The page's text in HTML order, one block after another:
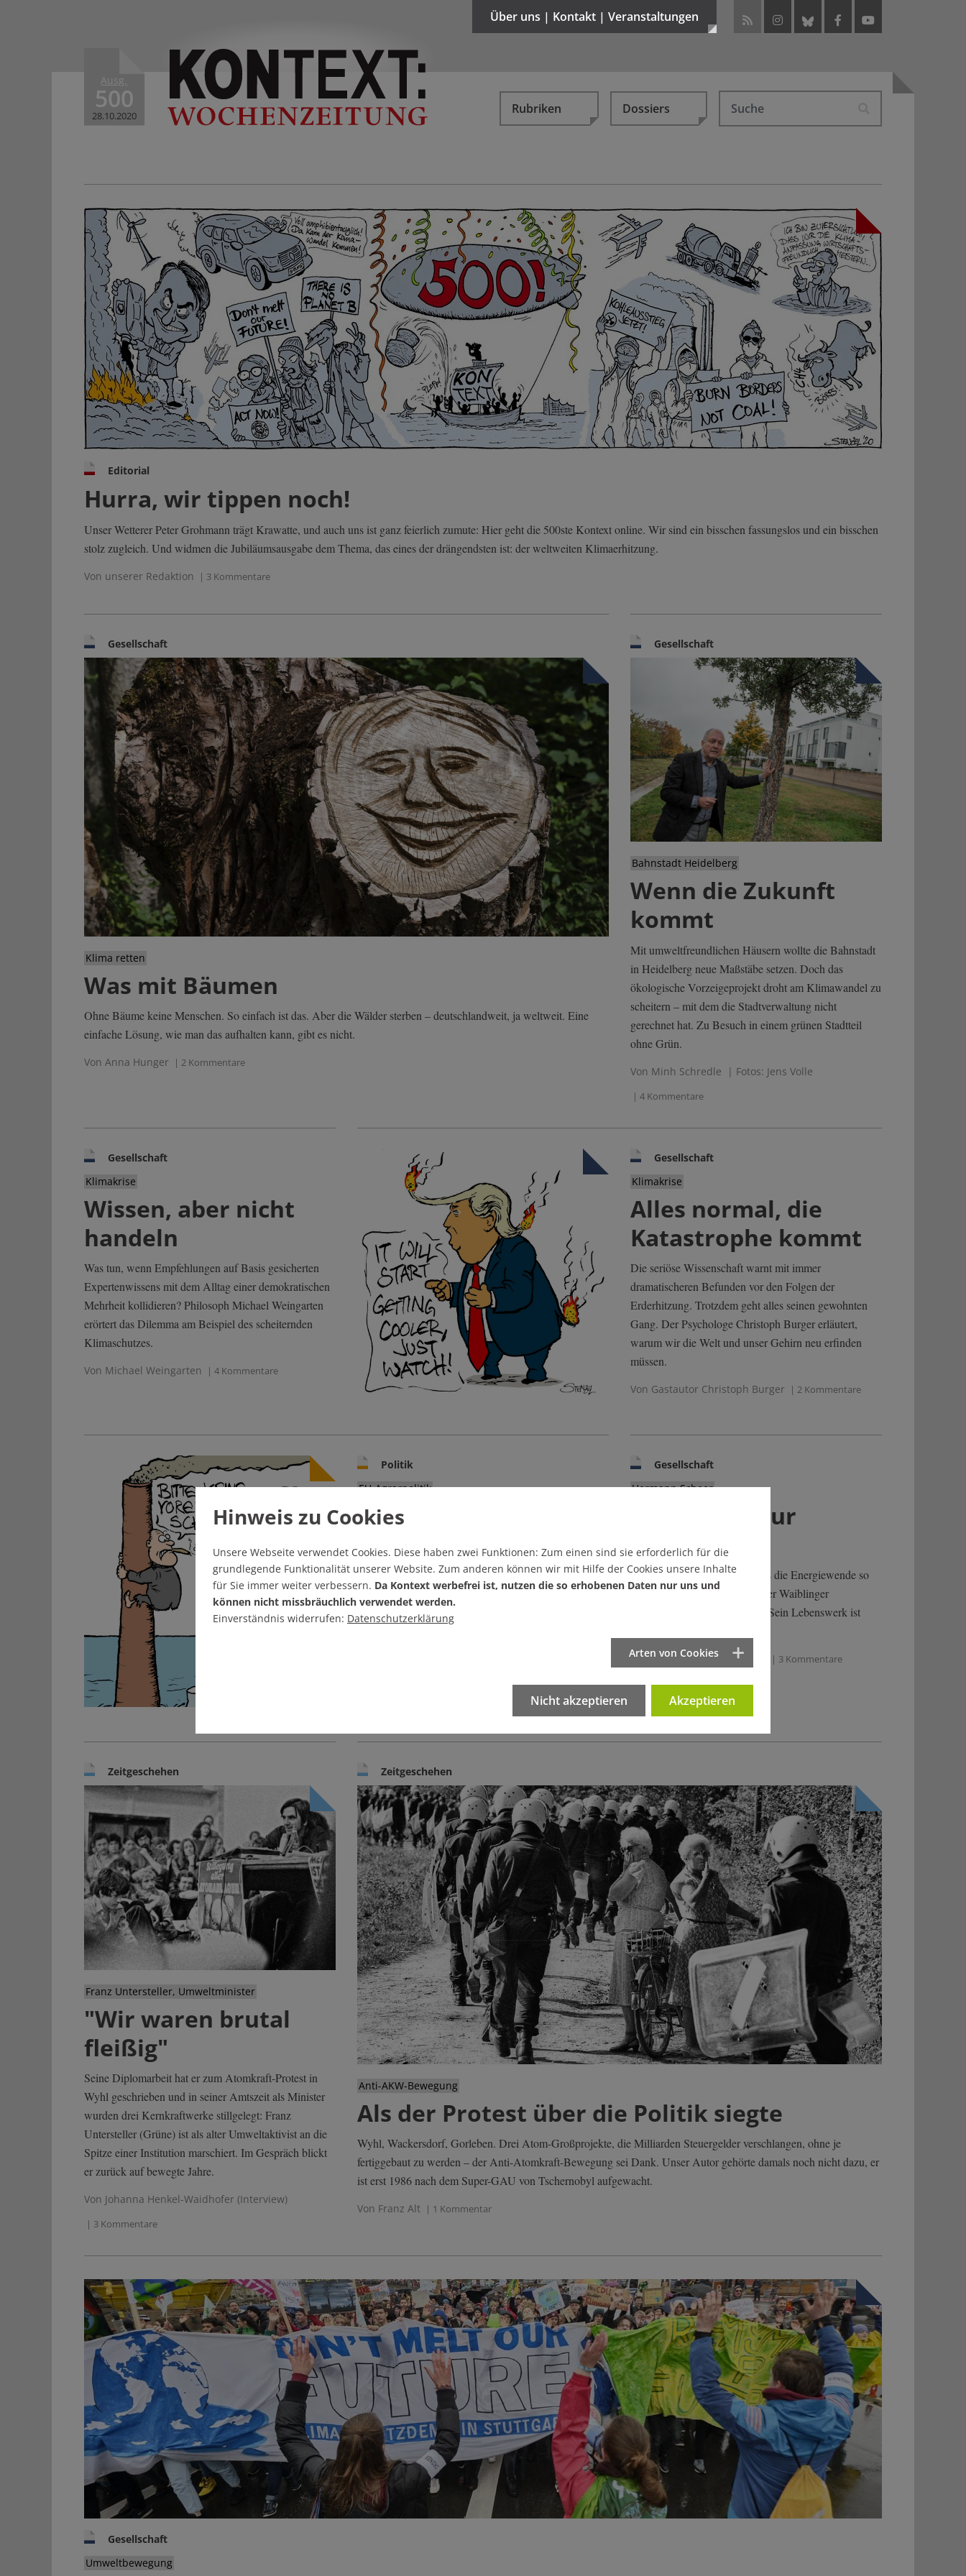
Ausg.
500
28.10.2020
Über uns | Kontakt | Veranstaltungen
Rubriken Dossiers
Editorial
Hurra, wir tippen noch!
Unser Wetterer Peter Grohmann trägt Krawatte, und auch uns ist ganz feierlich zumute: Hier geht die 500ste Kontext online. Wir sind ein bisschen fassungslos und ein bisschen
stolz zugleich. Und widmen die Jubiläumsausgabe dem Thema, das eines der drängendsten ist: der weltweiten Klimaerhitzung.
Von unserer Redaktion | 3 Kommentare
Gesellschaft
Klima retten
Was mit Bäumen
Ohne Bäume keine Menschen. So einfach ist das. Aber die Wälder sterben – deutschlandweit, ja weltweit. Eine
einfache Lösung, wie man das aufhalten kann, gibt es nicht.
Von Anna Hunger | 2 Kommentare
Gesellschaft
Bahnstadt Heidelberg
Wenn die Zukunft
kommt
Mit umweltfreundlichen Häusern wollte die Bahnstadt
in Heidelberg neue Maßstäbe setzen. Doch das
ökologische Vorzeigeprojekt droht am Klimawandel zu
scheitern – mit dem die Stadtverwaltung nicht
gerechnet hat. Zu Besuch in einem grünen Stadtteil
ohne Grün.
Von Minh Schredle | Fotos: Jens Volle
| 4 Kommentare
Gesellschaft
Klimakrise
Wissen, aber nicht
handeln
Was tun, wenn Empfehlungen auf Basis gesicherten
Expertenwissens mit dem Alltag einer demokratischen
Mehrheit kollidieren? Philosoph Michael Weingarten
erörtert das Dilemma am Beispiel des scheiternden
Klimaschutzes.
Von Michael Weingarten | 4 Kommentare
Gesellschaft
Klimakrise
Alles normal, die
Katastrophe kommt
Die seriöse Wissenschaft warnt mit immer
dramatischeren Befunden vor den Folgen der
Erderhitzung. Trotzdem geht alles seinen gewohnten
Gang. Der Psychologe Christoph Burger erläutert,
warum wir die Welt und unser Gehirn neu erfinden
müssen.
Von Gastautor Christoph Burger | 2 Kommentare
Politik
EU-Agrarpolitik
Wenn die Lobby
durchmarschiert
Die Landwirtschaft verursacht zehn Prozent des CO2-
Ausstoßes in der EU. Fürs Klima wäre es hilfreich,
wenn die Europäische Union mit ihrer Agrarpolitik
Gesellschaft
Hermann Scheer
Zur Sonne, zur
Freiheit
Ohne Hermann Scheer hätte es die Energiewende so
nicht gegeben. Gestorben ist der Waiblinger
Weltpolitiker vor zehn Jahren. Sein Lebenswerk ist
Von Josef-Otto Freudenreich | 3 Kommentare
Zeitgeschehen
Franz Untersteller, Umweltminister
"Wir waren brutal
fleißig"
Seine Diplomarbeit hat er zum Atomkraft-Protest in
Wyhl geschrieben und in seiner Amtszeit als Minister
wurden drei Kernkraftwerke stillgelegt: Franz
Untersteller (Grüne) ist als alter Umweltaktivist an die
Spitze einer Institution marschiert. Im Gespräch blickt
er zurück auf bewegte Jahre.
Von Johanna Henkel-Waidhofer (Interview)
| 3 Kommentare
Zeitgeschehen
Anti-AKW-Bewegung
Als der Protest über die Politik siegte
Wyhl, Wackersdorf, Gorleben. Drei Atom-Großprojekte, die Milliarden Steuergelder verschlangen, ohne je
fertiggebaut zu werden – der Anti-Atomkraft-Bewegung sei Dank. Unser Autor gehörte damals noch nicht dazu, er
ist erst 1986 nach dem Super-GAU von Tschernobyl aufgewacht.
Von Franz Alt | 1 Kommentar
Gesellschaft
Umweltbewegung
Hinweis zu Cookies
Unsere Webseite verwendet Cookies. Diese haben zwei Funktionen: Zum einen sind sie erforderlich für die
grundlegende Funktionalität unserer Website. Zum anderen können wir mit Hilfe der Cookies unsere Inhalte
für Sie immer weiter verbessern. Da Kontext werbefrei ist, nutzen die so erhobenen Daten nur uns und
können nicht missbräuchlich verwendet werden.
Einverständnis widerrufen: Datenschutzerklärung
Arten von Cookies
Nicht akzeptieren Akzeptieren